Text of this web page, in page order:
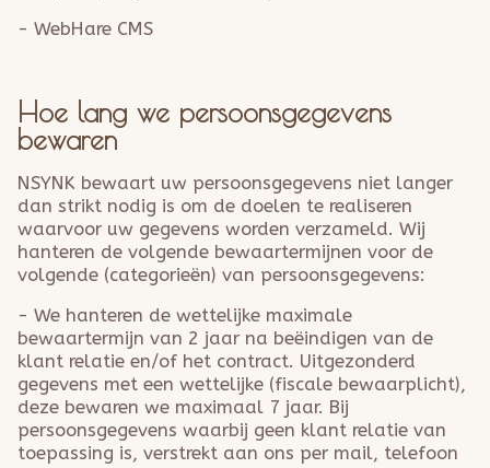
- WebHare CMS
Hoe lang we persoonsgegevens
bewaren
NSYNK bewaart uw persoonsgegevens niet langer
dan strikt nodig is om de doelen te realiseren
waarvoor uw gegevens worden verzameld. Wij
hanteren de volgende bewaartermijnen voor de
volgende (categorieën) van persoonsgegevens:
- We hanteren de wettelijke maximale
bewaartermijn van 2 jaar na beëindigen van de
klant relatie en/of het contract. Uitgezonderd
gegevens met een wettelijke (fiscale bewaarplicht),
deze bewaren we maximaal 7 jaar. Bij
persoonsgegevens waarbij geen klant relatie van
toepassing is, verstrekt aan ons per mail, telefoon